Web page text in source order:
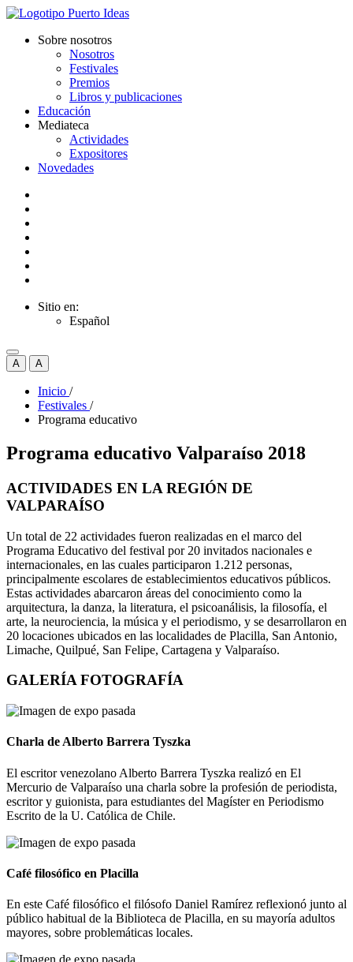
Sobre nosotros
Nosotros
Festivales
Premios
Libros y publicaciones
Educación
Mediateca
Actividades
Expositores
Novedades
Sitio en:
Español
A A
Inicio /
Festivales /
Programa educativo
Programa educativo Valparaíso 2018
ACTIVIDADES EN LA REGIÓN DE
VALPARAÍSO
Un total de 22 actividades fueron realizadas en el marco del
Programa Educativo del festival por 20 invitados nacionales e
internacionales, en las cuales participaron 1.212 personas,
principalmente escolares de establecimientos educativos públicos.
Estas actividades abarcaron áreas del conocimiento como la
arquitectura, la danza, la literatura, el psicoanálisis, la filosofía, el
arte, la neurociencia, la música y el periodismo, y se desarrollaron en
20 locaciones ubicados en las localidades de Placilla, San Antonio,
Limache, Quilpué, San Felipe, Cartagena y Valparaíso.
GALERÍA FOTOGRAFÍA
Charla de Alberto Barrera Tyszka
El escritor venezolano Alberto Barrera Tyszka realizó en El
Mercurio de Valparaíso una charla sobre la profesión de periodista,
escritor y guionista, para estudiantes del Magíster en Periodismo
Escrito de la U. Católica de Chile.
Café filosófico en Placilla
En este Café filosófico el filósofo Daniel Ramírez reflexionó junto al
público habitual de la Biblioteca de Placilla, en su mayoría adultos
mayores, sobre problemáticas locales.